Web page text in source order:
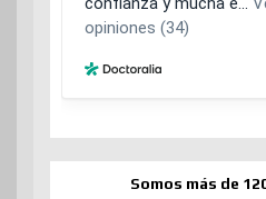
Somos más de